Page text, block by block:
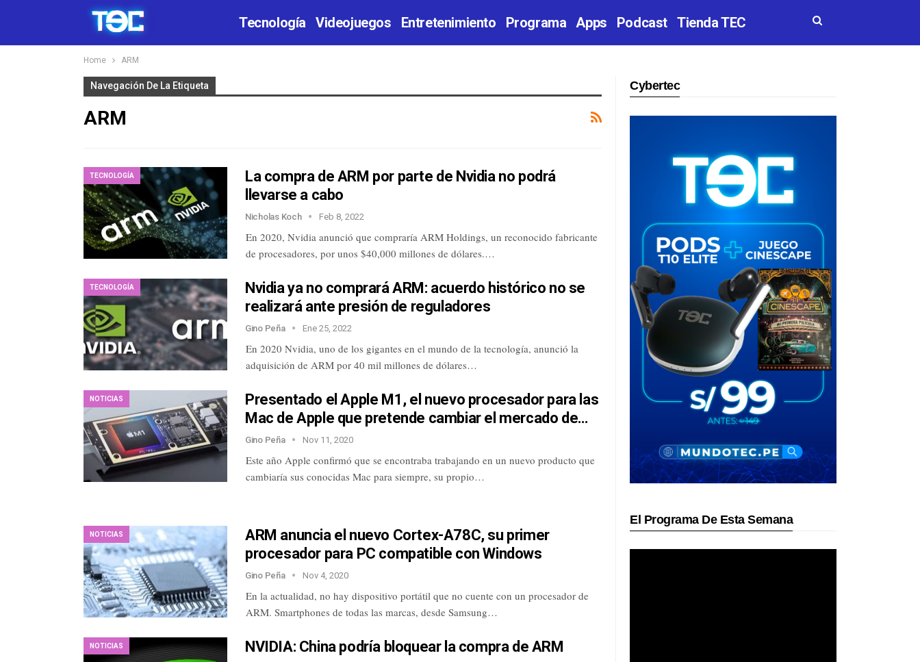
Tecnología Videojuegos Entretenimiento Programa Apps Podcast Tienda TEC
Home ARM
Navegación De La Etiqueta
ARM
TECNOLOGÍA
La compra de ARM por parte de Nvidia no podrá
llevarse a cabo
Nicholas Koch Feb 8, 2022
En 2020, Nvidia anunció que compraría ARM Holdings, un reconocido fabricante
de procesadores, por unos $40,000 millones de dólares.…
TECNOLOGÍA
Nvidia ya no comprará ARM: acuerdo histórico no se
realizará ante presión de reguladores
Gino Peña Ene 25, 2022
En 2020 Nvidia, uno de los gigantes en el mundo de la tecnología, anunció la
adquisición de ARM por 40 mil millones de dólares…
NOTICIAS
Presentado el Apple M1, el nuevo procesador para las
Mac de Apple que pretende cambiar el mercado de…
Gino Peña Nov 11, 2020
Este año Apple confirmó que se encontraba trabajando en un nuevo producto que
cambiaría sus conocidas Mac para siempre, su propio…
NOTICIAS
ARM anuncia el nuevo Cortex-A78C, su primer
procesador para PC compatible con Windows
Gino Peña Nov 4, 2020
En la actualidad, no hay dispositivo portátil que no cuente con un procesador de
ARM. Smartphones de todas las marcas, desde Samsung…
NOTICIAS NVIDIA: China podría bloquear la compra de ARM
Cybertec
El Programa De Esta Semana